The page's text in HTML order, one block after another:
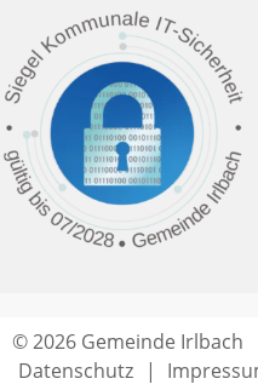
© 2026 Gemeinde Irlbach
Datenschutz